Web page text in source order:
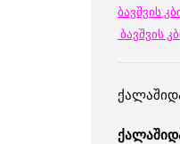
ბავშვის
ბავშვის